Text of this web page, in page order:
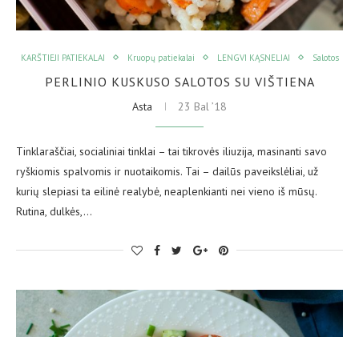
KARŠTIEJI PATIEKALAI Kruopų patiekalai LENGVI KĄSNELIAI Salotos
PERLINIO KUSKUSO SALOTOS SU VIŠTIENA
Asta 23 Bal ’18
Tinklaraščiai, socialiniai tinklai – tai tikrovės iliuzija, masinanti savo
ryškiomis spalvomis ir nuotaikomis. Tai – dailūs paveikslėliai, už
kurių slepiasi ta eilinė realybė, neaplenkianti nei vieno iš mūsų.
Rutina, dulkės,…